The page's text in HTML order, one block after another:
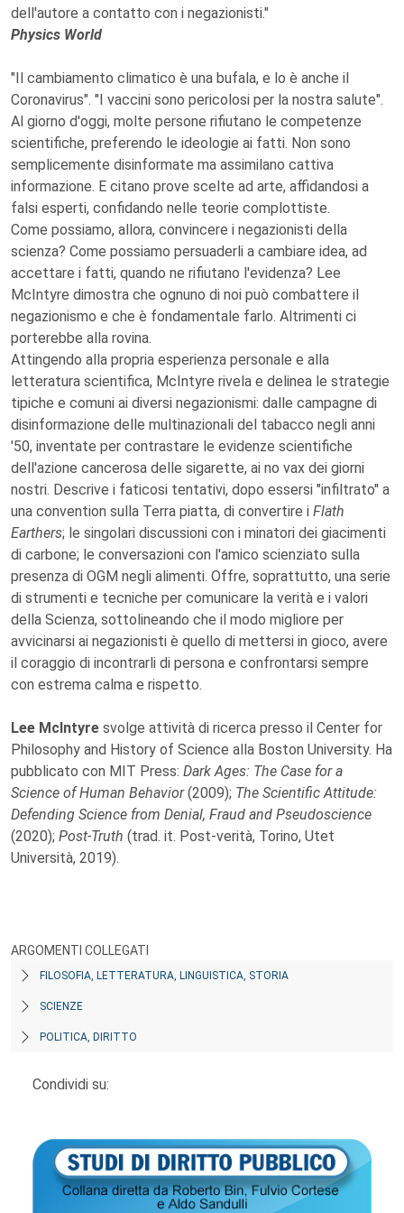
dell'autore a contatto con i negazionisti."
Physics World
"Il cambiamento climatico è una bufala, e lo è anche il
Coronavirus". "I vaccini sono pericolosi per la nostra salute".
Al giorno d'oggi, molte persone rifiutano le competenze
scientifiche, preferendo le ideologie ai fatti. Non sono
semplicemente disinformate ma assimilano cattiva
informazione. E citano prove scelte ad arte, affidandosi a
falsi esperti, confidando nelle teorie complottiste.
Come possiamo, allora, convincere i negazionisti della
scienza? Come possiamo persuaderli a cambiare idea, ad
accettare i fatti, quando ne rifiutano l'evidenza? Lee
McIntyre dimostra che ognuno di noi può combattere il
negazionismo e che è fondamentale farlo. Altrimenti ci
porterebbe alla rovina.
Attingendo alla propria esperienza personale e alla
letteratura scientifica, McIntyre rivela e delinea le strategie
tipiche e comuni ai diversi negazionismi: dalle campagne di
disinformazione delle multinazionali del tabacco negli anni
'50, inventate per contrastare le evidenze scientifiche
dell'azione cancerosa delle sigarette, ai no vax dei giorni
nostri. Descrive i faticosi tentativi, dopo essersi "infiltrato" a
una convention sulla Terra piatta, di convertire i Flath
Earthers; le singolari discussioni con i minatori dei giacimenti
di carbone; le conversazioni con l'amico scienziato sulla
presenza di OGM negli alimenti. Offre, soprattutto, una serie
di strumenti e tecniche per comunicare la verità e i valori
della Scienza, sottolineando che il modo migliore per
avvicinarsi ai negazionisti è quello di mettersi in gioco, avere
il coraggio di incontrarli di persona e confrontarsi sempre
con estrema calma e rispetto.
Lee McIntyre svolge attività di ricerca presso il Center for
Philosophy and History of Science alla Boston University. Ha
pubblicato con MIT Press: Dark Ages: The Case for a
Science of Human Behavior(2009); The Scientific Attitude:
Defending Science from Denial, Fraud and Pseudoscience
(2020); Post-Truth (trad. it. Post-verità, Torino, Utet
Università, 2019).
ARGOMENTI COLLEGATI
FILOSOFIA, LETTERATURA, LINGUISTICA, STORIA
SCIENZE
POLITICA, DIRITTO
Condividi su: